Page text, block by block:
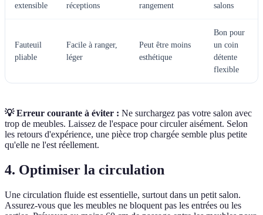
extensible
réceptions
rangement
salons
Fauteuil
pliable
Facile à ranger,
léger
Peut être moins
esthétique
Bon pour
un coin
détente
flexible
💡 Erreur courante à éviter : Ne surchargez pas votre salon avec
trop de meubles. Laissez de l'espace pour circuler aisément. Selon
les retours d'expérience, une pièce trop chargée semble plus petite
qu'elle ne l'est réellement.
4. Optimiser la circulation
Une circulation fluide est essentielle, surtout dans un petit salon.
Assurez-vous que les meubles ne bloquent pas les entrées ou les